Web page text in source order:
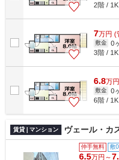
2階 /
7万円 (
敷金 0
3階 /
6.8万円
敷金 0
6階 /
賃貸 | マンション ヴェール・カステ
仲手無料 敷0
6.5万円～